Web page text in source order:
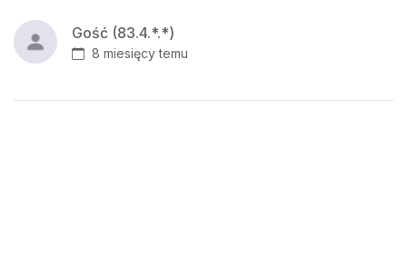
Gość (83.4.*.*)
8 miesięcy temu